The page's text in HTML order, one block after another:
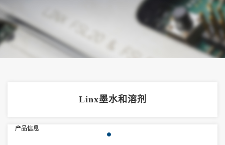
Linx墨水和溶剂
产品信息